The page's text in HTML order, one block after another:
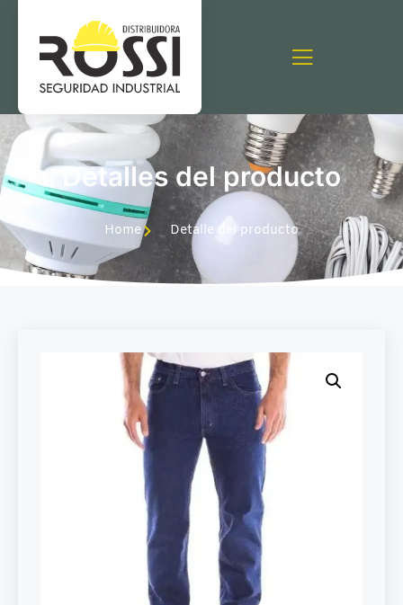
Detalles del producto
Home Detalle del producto